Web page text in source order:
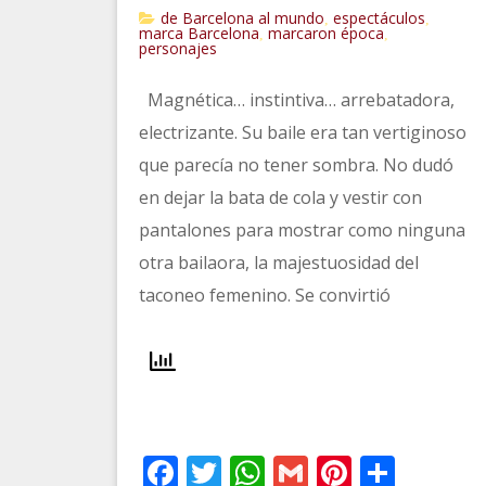
de Barcelona al mundo espectáculos
marca Barcelona marcaron época
personajes
Magnética… instintiva… arrebatadora,
electrizante. Su baile era tan vertiginoso
que parecía no tener sombra. No dudó
en dejar la bata de cola y vestir con
pantalones para mostrar como ninguna
otra bailaora, la majestuosidad del
taconeo femenino. Se convirtió
Facebook
Twitter
WhatsApp
GmailPinterest